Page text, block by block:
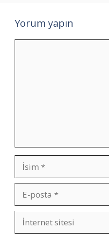
Yorum yapın
İsim
posta
İnternet
sitesi